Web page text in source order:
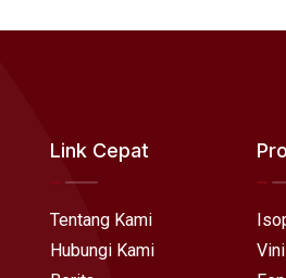
Link Cepat
Tentang Kami
Hubungi Kami